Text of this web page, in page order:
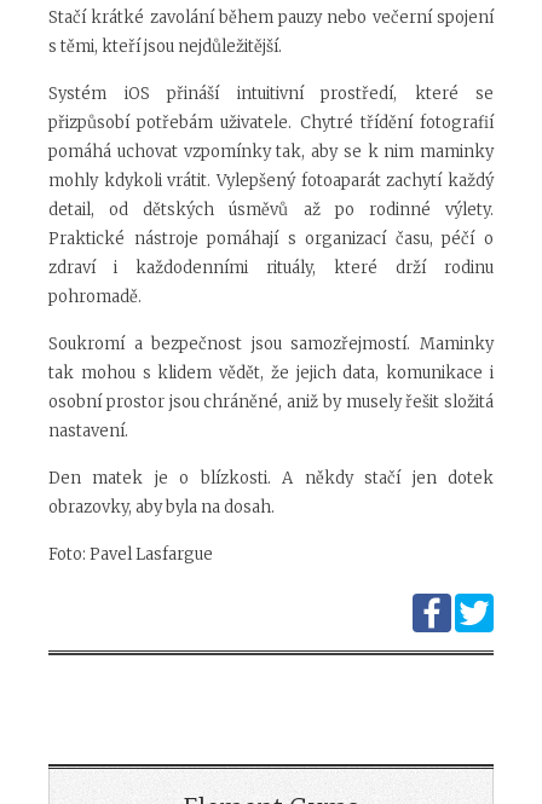
Stačí krátké zavolání během pauzy nebo večerní spojení
s těmi, kteří jsou nejdůležitější.
Systém iOS přináší intuitivní prostředí, které se
přizpůsobí potřebám uživatele. Chytré třídění fotografií
pomáhá uchovat vzpomínky tak, aby se k nim maminky
mohly kdykoli vrátit. Vylepšený fotoaparát zachytí každý
detail, od dětských úsměvů až po rodinné výlety.
Praktické nástroje pomáhají s organizací času, péčí o
zdraví i každodenními rituály, které drží rodinu
pohromadě.
Soukromí a bezpečnost jsou samozřejmostí. Maminky
tak mohou s klidem vědět, že jejich data, komunikace i
osobní prostor jsou chráněné, aniž by musely řešit složitá
nastavení.
Den matek je o blízkosti. A někdy stačí jen dotek
obrazovky, aby byla na dosah.
Foto: Pavel Lasfargue